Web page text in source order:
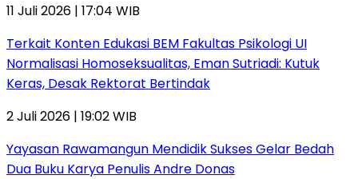
11 Juli 2026 | 17:04 WIB
Terkait Konten Edukasi BEM Fakultas Psikologi UI
Normalisasi Homoseksualitas, Eman Sutriadi: Kutuk
Keras, Desak Rektorat Bertindak
2 Juli 2026 | 19:02 WIB
Yayasan Rawamangun Mendidik Sukses Gelar Bedah
Dua Buku Karya Penulis Andre Donas